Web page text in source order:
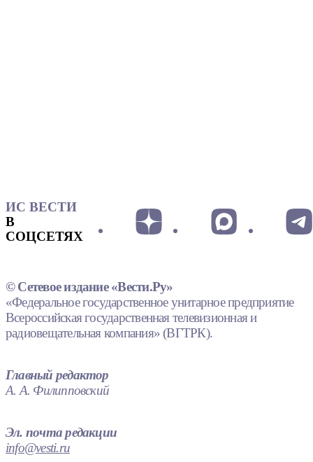
ИС ВЕСТИ
В
СОЦСЕТЯХ
© Сетевое издание «Вести.Ру»
«Федеральное государственное унитарное предприятие
Всероссийская государственная телевизионная и
радиовещательная компания» (ВГТРК).
Главный редактор
А. А. Филипповский
Эл. почта редакции
info@vesti.ru